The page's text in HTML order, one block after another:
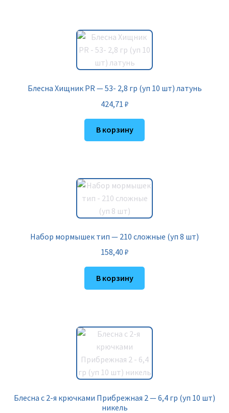
Блесна Хищник PR — 53- 2,8 гр (уп 10 шт) латунь
424,71 ₽
В корзину
Набор мормышек тип — 210 сложные (уп 8 шт)
158,40 ₽
В корзину
Блесна с 2-я крючками Прибрежная 2 — 6,4 гр (уп 10 шт)
никель